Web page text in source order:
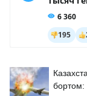
бортом: